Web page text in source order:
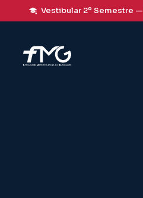
Vestibular 2º Semestre —